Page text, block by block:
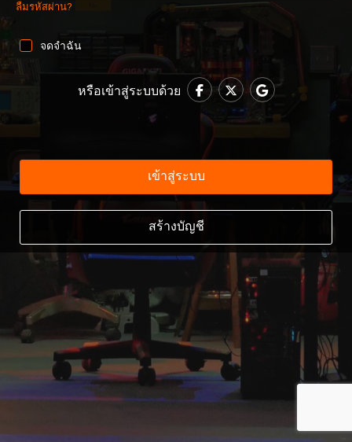
ลืมรหัสผ่าน?
จดจำฉัน
หรือเข้าสู่ระบบด้วย
เข้าสู่ระบบ
สร้างบัญชี